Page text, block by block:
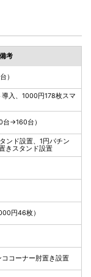
備考
）
入、1000円178枚スマ
台→160台）
ンド設置、1円パチン
きスタンド設置
円46枚）
コーナー肘置き設置